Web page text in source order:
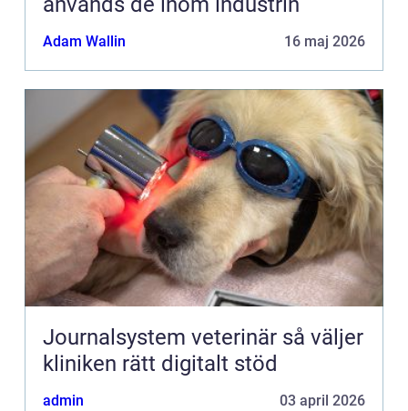
Adam Wallin 16 maj 2026
Journalsystem veterinär så väljer
kliniken rätt digitalt stöd
admin 03 april 2026